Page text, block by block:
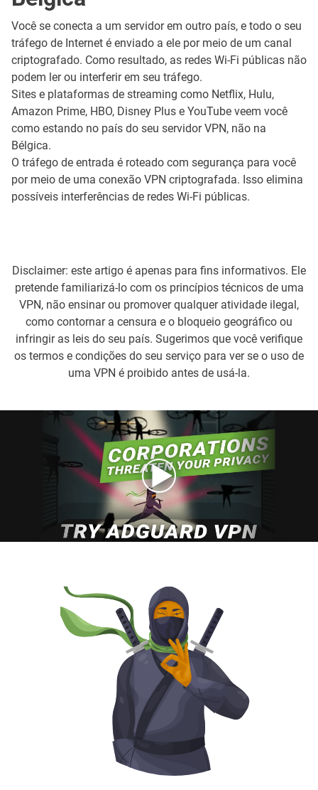
Você se conecta a um servidor em outro país, e todo o seu
tráfego de Internet é enviado a ele por meio de um canal
criptografado. Como resultado, as redes Wi-Fi públicas não
podem ler ou interferir em seu tráfego.
Sites e plataformas de streaming como Netflix, Hulu,
Amazon Prime, HBO, Disney Plus e YouTube veem você
como estando no país do seu servidor VPN, não na
Bélgica.
O tráfego de entrada é roteado com segurança para você
por meio de uma conexão VPN criptografada. Isso elimina
possíveis interferências de redes Wi-Fi públicas.
Disclaimer: este artigo é apenas para fins informativos. Ele
pretende familiarizá-lo com os princípios técnicos de uma
VPN, não ensinar ou promover qualquer atividade ilegal,
como contornar a censura e o bloqueio geográfico ou
infringir as leis do seu país. Sugerimos que você verifique
os termos e condições do seu serviço para ver se o uso de
uma VPN é proibido antes de usá-la.